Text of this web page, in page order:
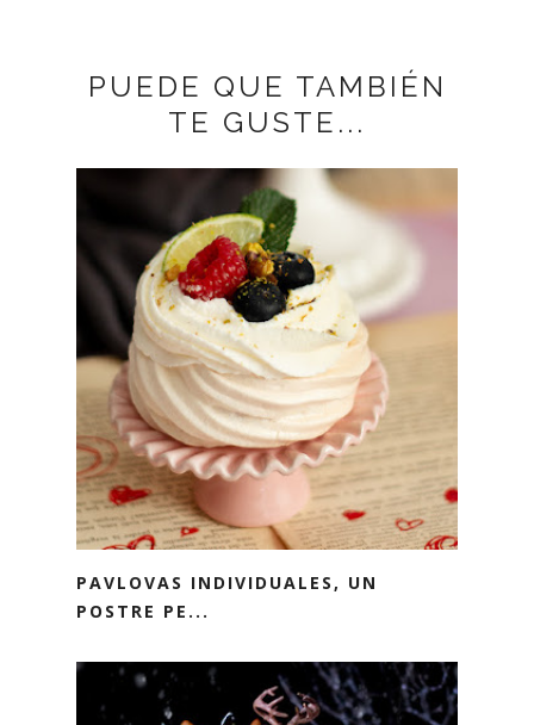
PUEDE QUE TAMBIÉN
TE GUSTE...
PAVLOVAS INDIVIDUALES, UN
POSTRE PE...